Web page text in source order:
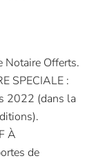
Offerts.
SPECIALE :
2022 (dans la
À
de